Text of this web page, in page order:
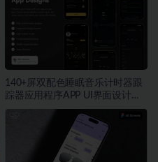
140+屏双配色睡眠音乐计时器跟
踪器应用程序APP UI界面设计
Figma模板